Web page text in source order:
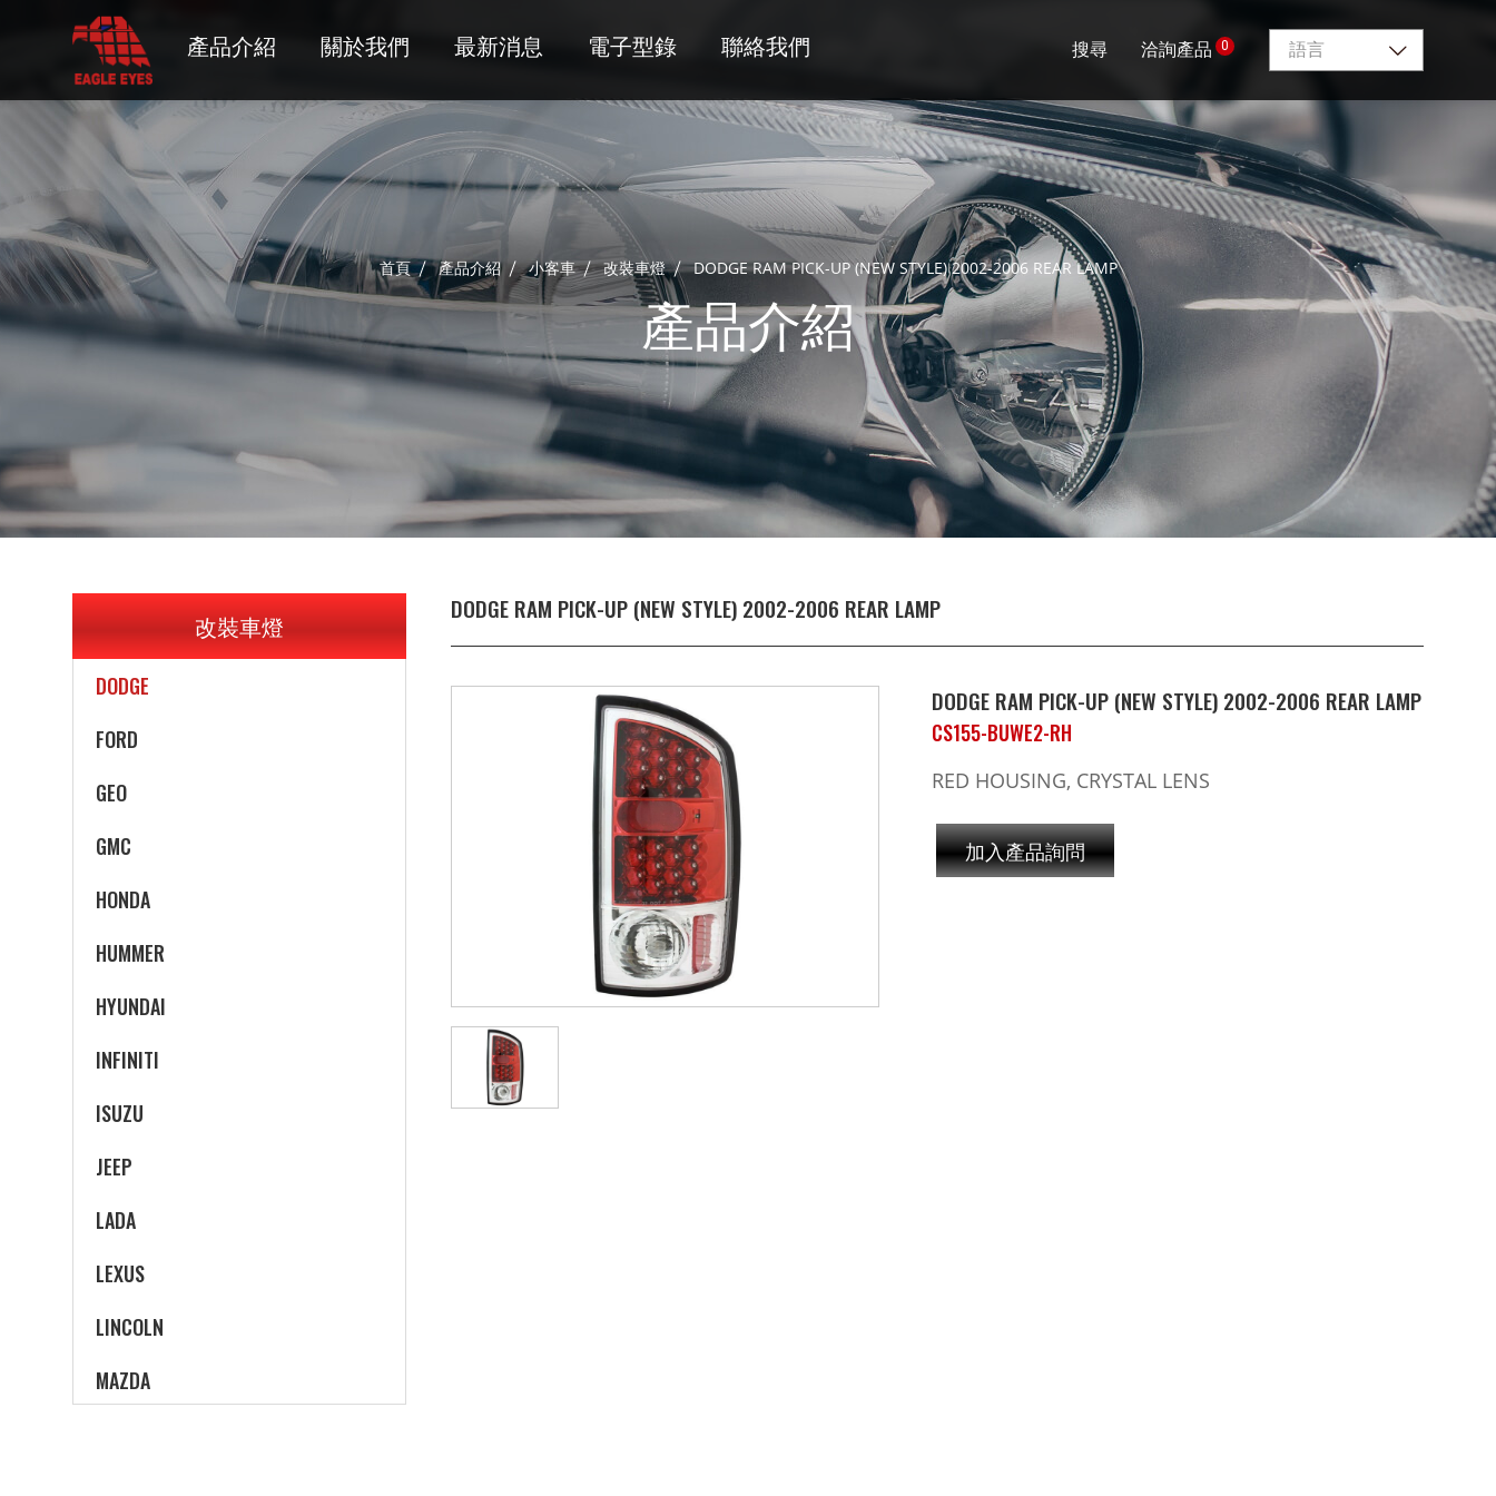
產品介紹 關於我們 最新消息 電子型錄 聯絡我們 搜尋 洽詢產品 0 語言
首頁 產品介紹 小客車 改裝車燈 DODGE RAM PICK-UP (NEW STYLE) 2002-2006 REAR LAMP
產品介紹
改裝車燈
ACURA
ALFA ROMEO
AUDI
BMW
CHRYSLER
DODGE
FORD
GEO
GMC
HONDA
HUMMER
HYUNDAI
INFINITI
ISUZU
JEEP
LADA
LEXUS
LINCOLN
MAZDA
DODGE RAM PICK-UP (NEW STYLE) 2002-2006 REAR LAMP
DODGE RAM PICK-UP (NEW STYLE) 2002-2006 REAR LAMP
CS155-BUWE2-RH
RED HOUSING, CRYSTAL LENS
加入產品詢問